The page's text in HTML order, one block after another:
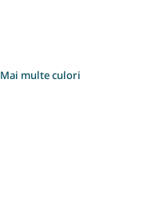
Mai multe culori